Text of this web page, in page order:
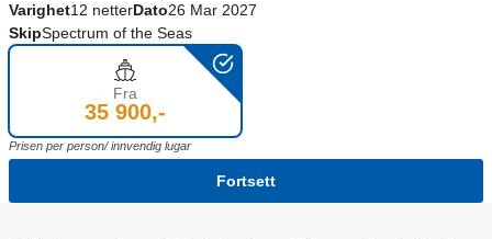
Varighet12 netterDato26 Mar 2027
SkipSpectrum of the Seas
Fra
35 900,-
Prisen per person/ innvendig lugar
Fortsett